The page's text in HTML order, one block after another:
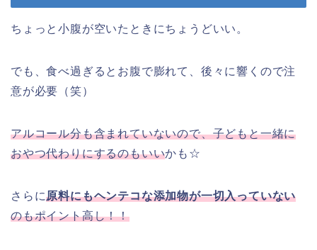
ちょっと小腹が空いたときにちょうどいい。
でも、食べ過ぎるとお腹で膨れて、後々に響くので注
意が必要（笑）
アルコール分も含まれていないので、子どもと一緒に
おやつ代わりにするのもいいかも☆
さらに原料にもヘンテコな添加物が一切入っていない
のもポイント高し！！